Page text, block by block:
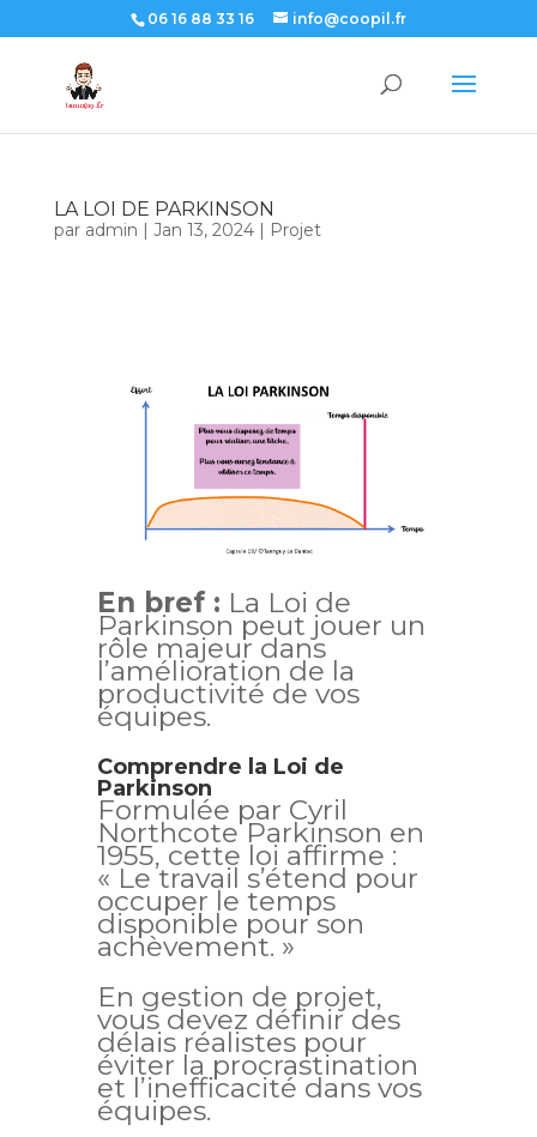
06 16 88 33 16 info@coopil.fr
LA LOI DE PARKINSON
par admin | Jan 13, 2024| Projet
En bref : La Loi de
Parkinson peut jouer un
rôle majeur dans
l’amélioration de la
productivité de vos
équipes.
Comprendre la Loi de
Parkinson
Formulée par Cyril
Northcote Parkinson en
1955, cette loi affirme :
« Le travail s’étend pour
occuper le temps
disponible pour son
achèvement. »
En gestion de projet,
vous devez définir des
délais réalistes pour
éviter la procrastination
et l’inefficacité dans vos
équipes.